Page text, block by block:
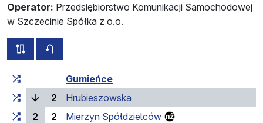
Operator: Przedsiębiorstwo Komunikacji Samochodowej
w Szczecinie Spółka z o.o.
wszystkie trasy tej linii
Czas przejazdu narastająco
Gumieńce
2
Hrubieszowska
2
2
Mierzyn Spółdzielców